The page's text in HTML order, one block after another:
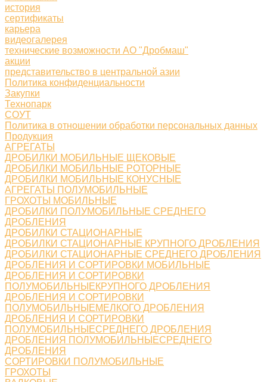
история
сертификаты
карьера
видеогалерея
технические возможности АО "Дробмаш"
акции
представительство в центральной азии
Политика конфиденциальности
Закупки
Технопарк
СОУТ
Политика в отношении обработки персональных данных
Продукция
АГРЕГАТЫ
ДРОБИЛКИ МОБИЛЬНЫЕ ЩЕКОВЫЕ
ДРОБИЛКИ МОБИЛЬНЫЕ РОТОРНЫЕ
ДРОБИЛКИ МОБИЛЬНЫЕ КОНУСНЫЕ
АГРЕГАТЫ ПОЛУМОБИЛЬНЫЕ
ГРОХОТЫ МОБИЛЬНЫЕ
ДРОБИЛКИ ПОЛУМОБИЛЬНЫЕ СРЕДНЕГО
ДРОБЛЕНИЯ
ДРОБИЛКИ СТАЦИОНАРНЫЕ
ДРОБИЛКИ СТАЦИОНАРНЫЕ КРУПНОГО ДРОБЛЕНИЯ
ДРОБИЛКИ СТАЦИОНАРНЫЕ СРЕДНЕГО ДРОБЛЕНИЯ
ДРОБЛЕНИЯ И СОРТИРОВКИ МОБИЛЬНЫЕ
ДРОБЛЕНИЯ И СОРТИРОВКИ
ПОЛУМОБИЛЬНЫЕКРУПНОГО ДРОБЛЕНИЯ
ДРОБЛЕНИЯ И СОРТИРОВКИ
ПОЛУМОБИЛЬНЫЕМЕЛКОГО ДРОБЛЕНИЯ
ДРОБЛЕНИЯ И СОРТИРОВКИ
ПОЛУМОБИЛЬНЫЕСРЕДНЕГО ДРОБЛЕНИЯ
ДРОБЛЕНИЯ ПОЛУМОБИЛЬНЫЕСРЕДНЕГО
ДРОБЛЕНИЯ
СОРТИРОВКИ ПОЛУМОБИЛЬНЫЕ
ГРОХОТЫ